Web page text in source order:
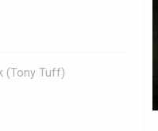
(Tony Tuff)